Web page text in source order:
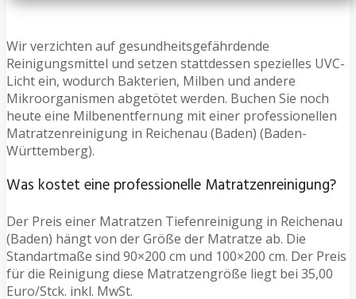
Wir verzichten auf gesundheitsgefährdende
Reinigungsmittel und setzen stattdessen spezielles UVC-
Licht ein, wodurch Bakterien, Milben und andere
Mikroorganismen abgetötet werden. Buchen Sie noch
heute eine Milbenentfernung mit einer professionellen
Matratzenreinigung in Reichenau (Baden) (Baden-
Württemberg).
Was kostet eine professionelle Matratzenreinigung?
Der Preis einer Matratzen Tiefenreinigung in Reichenau
(Baden) hängt von der Größe der Matratze ab. Die
Standartmaße sind 90×200 cm und 100×200 cm. Der Preis
für die Reinigung diese Matratzengröße liegt bei 35,00
Euro/Stck. inkl. MwSt.